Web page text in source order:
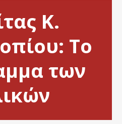
Κ.
Το
των